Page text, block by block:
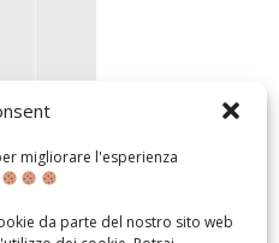
migliorare l'esperienza
da parte del nostro sito web